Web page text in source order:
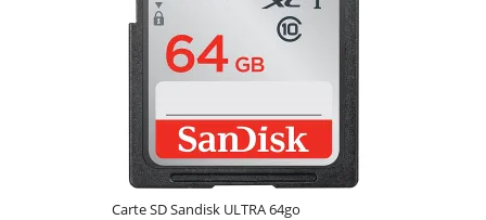
Carte SD Sandisk ULTRA 64go